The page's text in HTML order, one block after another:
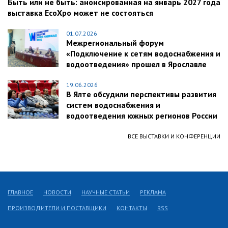
Быть или не быть: анонсированная на январь 2027 года
выставка EcoXpo может не состояться
01.07.2026
Межрегиональный форум
«Подключение к сетям водоснабжения и
водоотведения» прошел в Ярославле
19.06.2026
В Ялте обсудили перспективы развития
систем водоснабжения и
водоотведения южных регионов России
ВСЕ ВЫСТАВКИ И КОНФЕРЕНЦИИ
ГЛАВНОЕ НОВОСТИ НАУЧНЫЕ СТАТЬИ РЕКЛАМА
ПРОИЗВОДИТЕЛИ И ПОСТАВЩИКИ КОНТАКТЫ RSS